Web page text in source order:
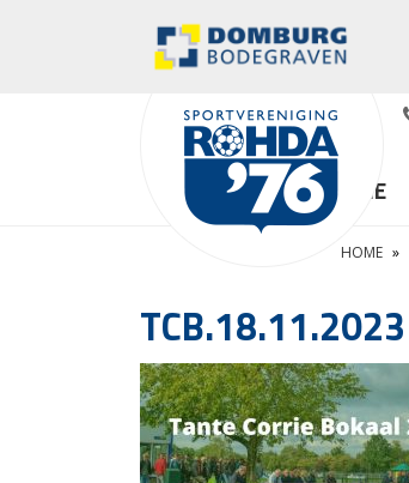
HOME
HOME »
TCB.18.11.2023